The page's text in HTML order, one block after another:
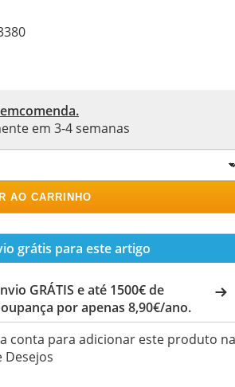
em 3-4 semanas
AO CARRINHO
grátis para este artigo
GRÁTIS e até 1500€ de
por apenas 8,90€/ano.
conta para adicionar este produto na
Desejos